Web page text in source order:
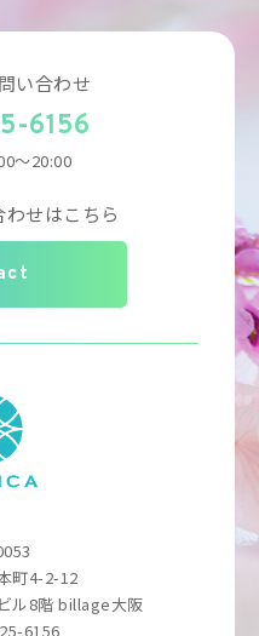
い合わせ
6156
～20:00
せはこちら
町4-2-12
ル8階 billage大阪
6156